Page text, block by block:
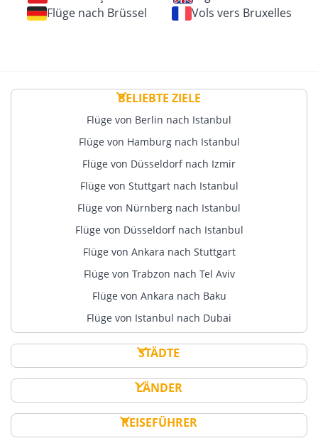
Flüge nach Brüssel
Vols vers Bruxelles
BELIEBTE ZIELE
Flüge von Berlin nach Istanbul
Flüge von Hamburg nach Istanbul
Flüge von Düsseldorf nach Izmir
Flüge von Stuttgart nach Istanbul
Flüge von Nürnberg nach Istanbul
Flüge von Düsseldorf nach Istanbul
Flüge von Ankara nach Stuttgart
Flüge von Trabzon nach Tel Aviv
Flüge von Ankara nach Baku
Flüge von Istanbul nach Dubai
STÄDTE
LÄNDER
REISEFÜHRER